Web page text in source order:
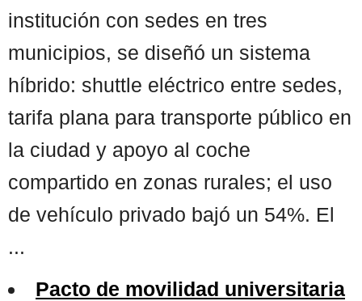
institución con sedes en tres
municipios, se diseñó un sistema
híbrido: shuttle eléctrico entre sedes,
tarifa plana para transporte público en
la ciudad y apoyo al coche
compartido en zonas rurales; el uso
de vehículo privado bajó un 54%. El
...
Pacto de movilidad universitaria